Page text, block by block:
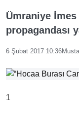
Ümraniye
propagandası
6 Şubat 2017 10:36
1